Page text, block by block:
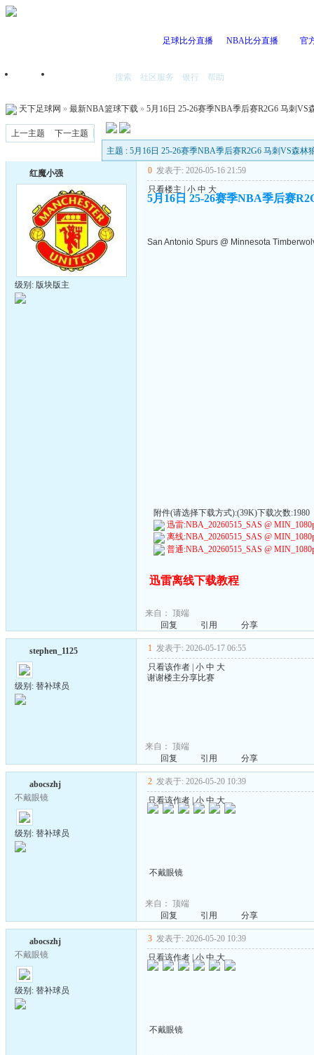
足球比分直播 NBA比分直播 官
首页 搜索 社区服务 银行 帮助
天下足球网 » 最新NBA篮球下载 » 5月16日 25-26赛季NBA季后赛R2G6 马刺VS
上一主题
下一主题
主题 : 5月16日 25-26赛季NBA季后赛R2G6 马刺VS森林
红魔小强
级别: 版块版主
0 发表于: 2026-05-16 21:59
只看楼主
小 中 大
5月16日 25-26赛季NBA季后赛
San Antonio Spurs @ Minnesota
附件(请选择下载方式):(39K)下载次数:1980
迅雷:NBA_20260515_SAS @
离线:NBA_20260515_SAS @
普通:NBA_20260515_SAS @
迅雷离线下载教程
来自： 顶端
回复
引用 分享
stephen_1125
级别: 替补球员
1 发表于: 2026-05-17 06:55
只看该作者 小 中 大
谢谢楼主分享比赛
来自： 顶端
回复
引用 分享
abocszhj
不戴眼镜
级别: 替补球员
2 发表于: 2026-05-20 10:39
只看该作者 |小 中 大
不戴眼镜
来自： 顶端
回复
引用 分享
abocszhj
不戴眼镜
级别: 替补球员
3 发表于: 2026-05-20 10:39
只看该作者 |小 中 大
不戴眼镜